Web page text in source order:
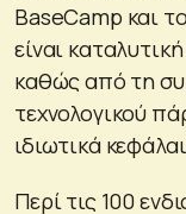
BaseCamp και
είναι
καθώς από τη
τεχνολογικού
ιδιωτικά
Περί τις 100